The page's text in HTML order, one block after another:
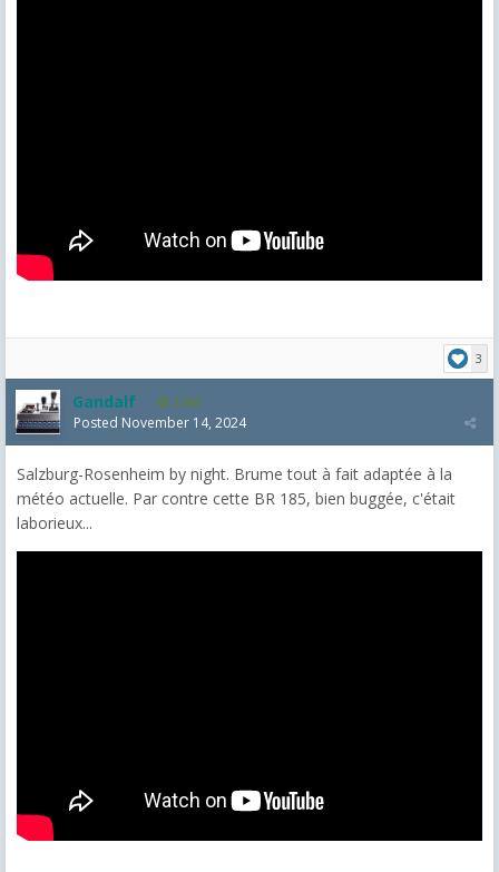
3
Gandalf 2,463
Posted November 14, 2024
Salzburg-Rosenheim by night. Brume tout à fait adaptée à la
météo actuelle. Par contre cette BR 185, bien buggée, c'était
laborieux...